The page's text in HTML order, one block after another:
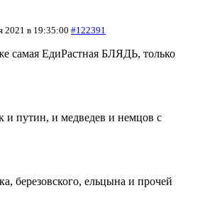
2021 в 19:35:00 #122391
самая ЕдиРастная БЛЯДЬ, только
и путин, и медведев и немцов с
березовского, ельцына и прочей